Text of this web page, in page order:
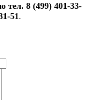
тел. 8 (499) 401-33-
51 .